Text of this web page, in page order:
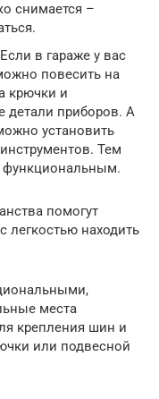
снимается –
в гараже у вас
повесить на
крючки и
детали приборов. А
установить
Тем
помогут
легкостью находить
места
крепления шин и
или подвесной